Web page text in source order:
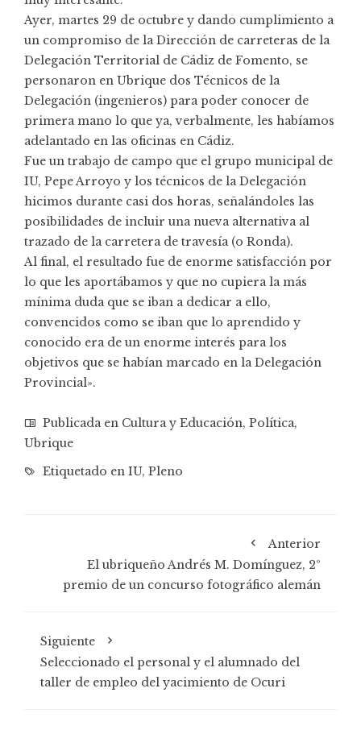
Ayer, martes 29 de octubre y dando cumplimiento a
un compromiso de la Dirección de carreteras de la
Delegación Territorial de Cádiz de Fomento, se
personaron en Ubrique dos Técnicos de la
Delegación (ingenieros) para poder conocer de
primera mano lo que ya, verbalmente, les habíamos
adelantado en las oficinas en Cádiz.
Fue un trabajo de campo que el grupo municipal de
IU, Pepe Arroyo y los técnicos de la Delegación
hicimos durante casi dos horas, señalándoles las
posibilidades de incluir una nueva alternativa al
trazado de la carretera de travesía (o Ronda).
Al final, el resultado fue de enorme satisfacción por
lo que les aportábamos y que no cupiera la más
mínima duda que se iban a dedicar a ello,
convencidos como se iban que lo aprendido y
conocido era de un enorme interés para los
objetivos que se habían marcado en la Delegación
Provincial».
Publicada en Cultura y Educación, Política,
Ubrique
Etiquetado en IU, Pleno
Anterior
El ubriqueño Andrés M. Domínguez, 2º
premio de un concurso fotográfico alemán
Siguiente
Seleccionado el personal y el alumnado del
taller de empleo del yacimiento de Ocuri